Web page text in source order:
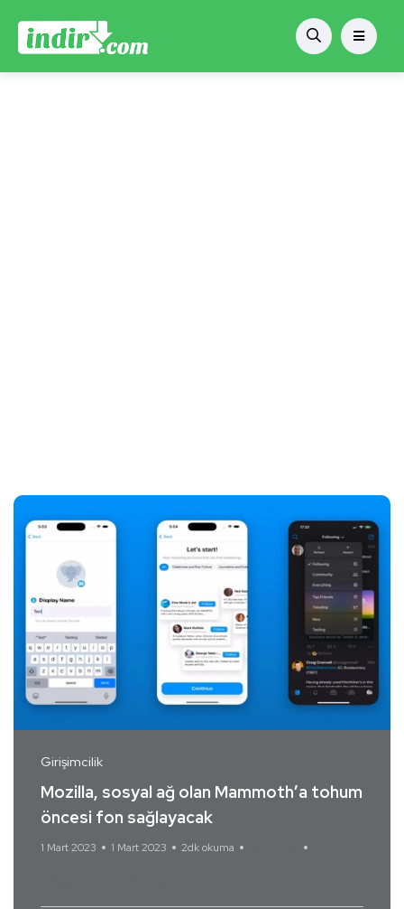
Girişimcilik
Mozilla, sosyal ağ olan Mammoth’a tohum
öncesi fon sağlayacak
1 Mart 2023 1 Mart 2023 2dk okuma